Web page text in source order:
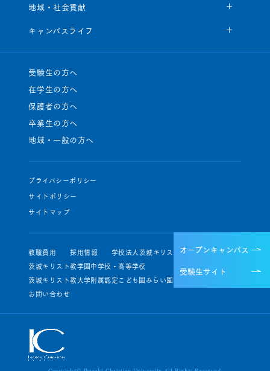
オープンキャンパス
受験生サイト
地域・社会貢献
キャンパスライフ
受験生の方へ
在学生の方へ
保護者の方へ
卒業生の方へ
地域・一般の方へ
プライバシーポリシー
サイトポリシー
サイトマップ
教職員用 採用情報
学校法人茨城キリスト教学園
茨城キリスト教学園中学校・高等学校
茨城キリスト教大学附属認定こども園みらい園・せいじ園
お問い合わせ